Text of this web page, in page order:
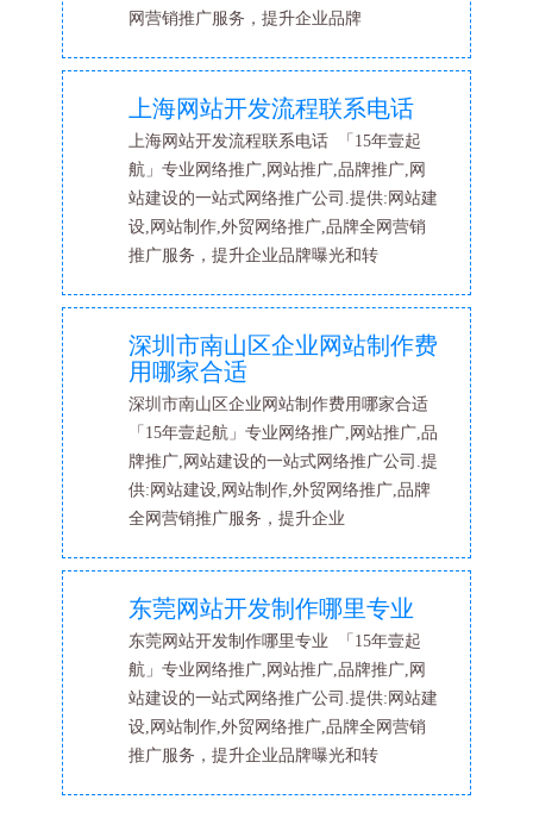
网营销推广服务，提升企业品牌
上海网站开发流程联系电话
上海网站开发流程联系电话 「15年壹起
航」专业网络推广,网站推广,品牌推广,网
站建设的一站式网络推广公司.提供:网站建
设,网站制作,外贸网络推广,品牌全网营销
推广服务，提升企业品牌曝光和转
深圳市南山区企业网站制作费
用哪家合适
深圳市南山区企业网站制作费用哪家合适
「15年壹起航」专业网络推广,网站推广,品
牌推广,网站建设的一站式网络推广公司.提
供:网站建设,网站制作,外贸网络推广,品牌
全网营销推广服务，提升企业
东莞网站开发制作哪里专业
东莞网站开发制作哪里专业 「15年壹起
航」专业网络推广,网站推广,品牌推广,网
站建设的一站式网络推广公司.提供:网站建
设,网站制作,外贸网络推广,品牌全网营销
推广服务，提升企业品牌曝光和转